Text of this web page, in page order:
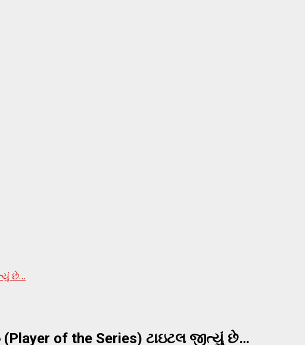
છે…
of the Series) ટાઇટલ જીત્યું છે…